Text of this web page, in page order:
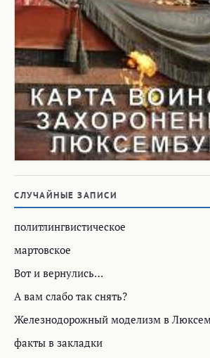
СЛУЧАЙНЫЕ ЗАПИСИ
политлингвистическое
мартовское
Вот и вернулись…
А вам слабо так снять?
Железнодорожный моделизм в
факты в закладки